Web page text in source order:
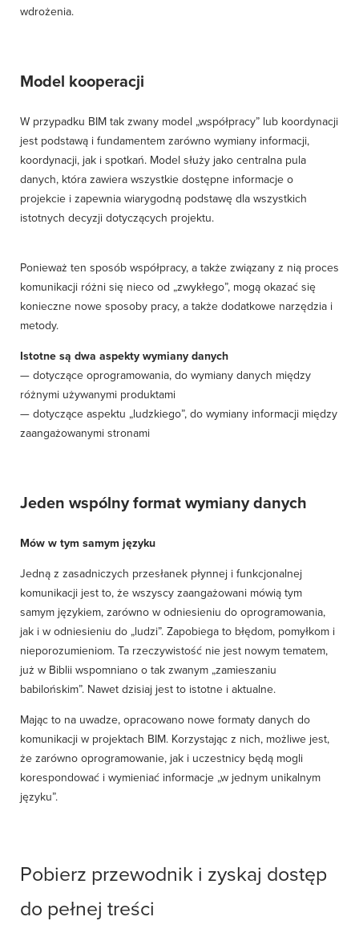
wdrożenia.
Model kooperacji
W przypadku BIM tak zwany model „współpracy” lub koordynacji
jest podstawą i fundamentem zarówno wymiany informacji,
koordynacji, jak i spotkań. Model służy jako centralna pula
danych, która zawiera wszystkie dostępne informacje o
projekcie i zapewnia wiarygodną podstawę dla wszystkich
istotnych decyzji dotyczących projektu.
Ponieważ ten sposób współpracy, a także związany z nią proces
komunikacji różni się nieco od „zwykłego”, mogą okazać się
konieczne nowe sposoby pracy, a także dodatkowe narzędzia i
metody.
Istotne są dwa aspekty wymiany danych
— dotyczące oprogramowania, do wymiany danych między
różnymi używanymi produktami
— dotyczące aspektu „ludzkiego”, do wymiany informacji między
zaangażowanymi stronami
Jeden wspólny format wymiany danych
Mów w tym samym języku
Jedną z zasadniczych przesłanek płynnej i funkcjonalnej
komunikacji jest to, że wszyscy zaangażowani mówią tym
samym językiem, zarówno w odniesieniu do oprogramowania,
jak i w odniesieniu do „ludzi”. Zapobiega to błędom, pomyłkom i
nieporozumieniom. Ta rzeczywistość nie jest nowym tematem,
już w Biblii wspomniano o tak zwanym „zamieszaniu
babilońskim”. Nawet dzisiaj jest to istotne i aktualne.
Mając to na uwadze, opracowano nowe formaty danych do
komunikacji w projektach BIM. Korzystając z nich, możliwe jest,
że zarówno oprogramowanie, jak i uczestnicy będą mogli
korespondować i wymieniać informacje „w jednym unikalnym
języku”.
Pobierz przewodnik i zyskaj dostęp
do pełnej treści